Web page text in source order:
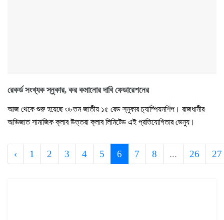
রেকর্ড সংখ্যক স্নুকার, কর কমানোর দাবি ফেডারেশনের
আজ থেকে শুরু হয়েছে ৩৮তম জাতীয় ১৫ রেড স্নুকার চ্যাম্পিয়নশিপ। রাজধানীর
অভিজাত সামাজিক ক্লাব উত্তরা ক্লাব লিমিটেড এই প্রতিযোগিতার ভেন্যু।
‹ 1 2 3 4 5 6 7 8 ... 26 27